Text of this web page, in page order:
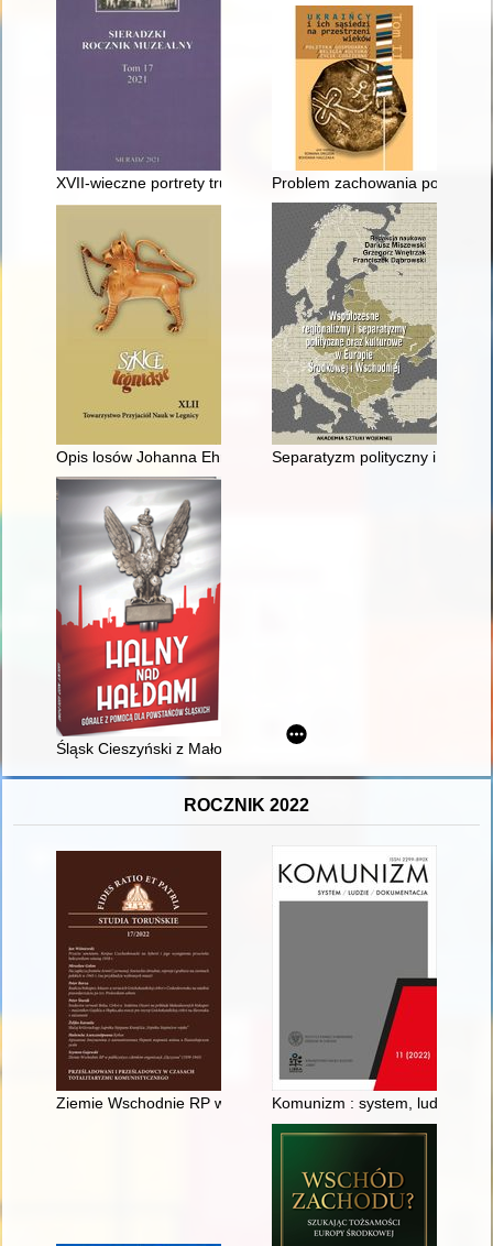
XVII-wieczne portrety trumienne w zbiorach Muzeum
Problem zachowania
Opis losów Johanna Ehrenfrieda Weishaupta, czeladnika
Separatyzm polityczny i
Śląsk Cieszyński z Małopolską Zachodnią : ramię w ramię dla
ROCZNIK 2022
Ziemie Wschodnie RP w publicystyce członków organizacji
Komunizm : system, ludzie,